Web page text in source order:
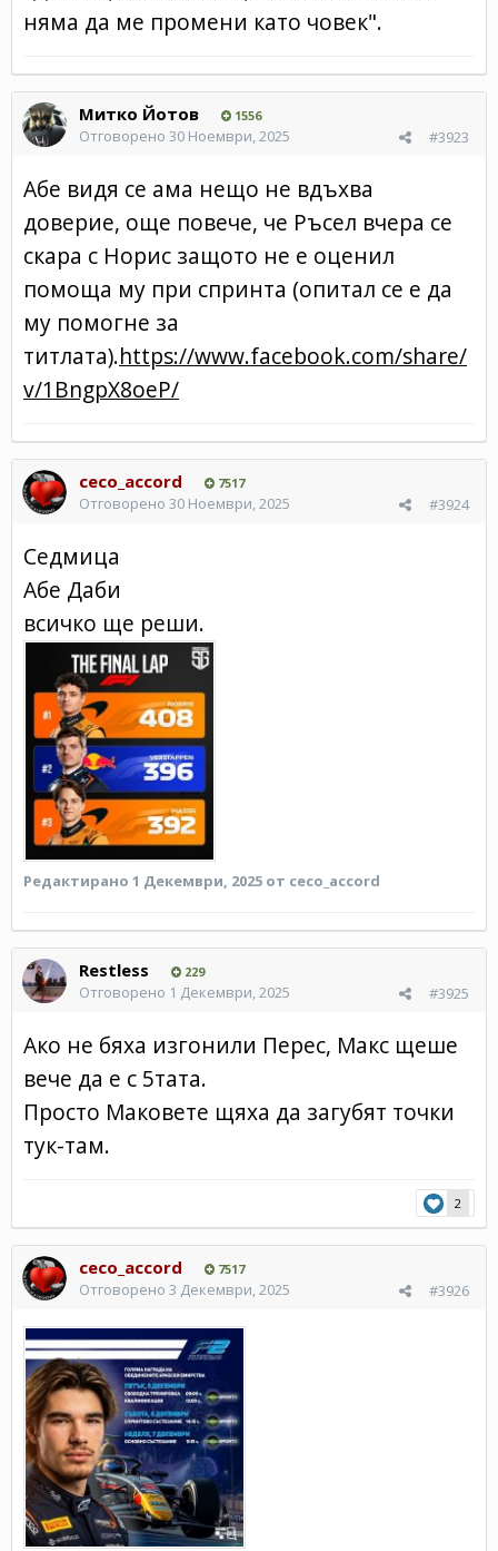
няма да ме промени като човек".
Митко Йотов 1556
#3923
Отговорено 30 Ноември, 2025
Абе видя се ама нещо не вдъхва
доверие, още повече, че Ръсел вчера се
скара с Норис защото не е оценил
помоща му при спринта (опитал се е да
му помогне за
титлата).https://www.facebook.com/share/
v/1BngpX8oeP/
ceco_accord 7517
#3924
Отговорено 30 Ноември, 2025
Седмица
Aбе Даби
всичко ще реши.
Редактирано 1 Декември, 2025 от ceco_accord
Restless 229
#3925
Отговорено 1 Декември, 2025
Ако не бяха изгонили Перес, Макс щеше
вече да е с 5тата.
Просто Маковете щяха да загубят точки
тук-там.
2
ceco_accord 7517
#3926
Отговорено 3 Декември, 2025